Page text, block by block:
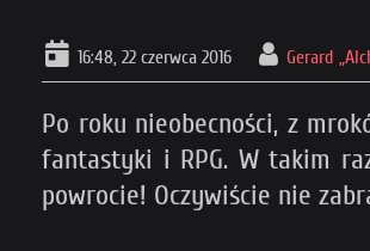
16:48, 22 czerwca 2016 Gerard
Po roku nieobecności, z
fantastyki i RPG. W takim
powrocie! Oczywiście nie